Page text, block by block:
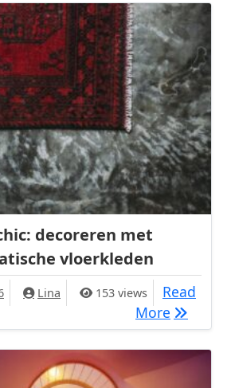
decoreren met
vloerkleden
Lina 153 views
Read
More